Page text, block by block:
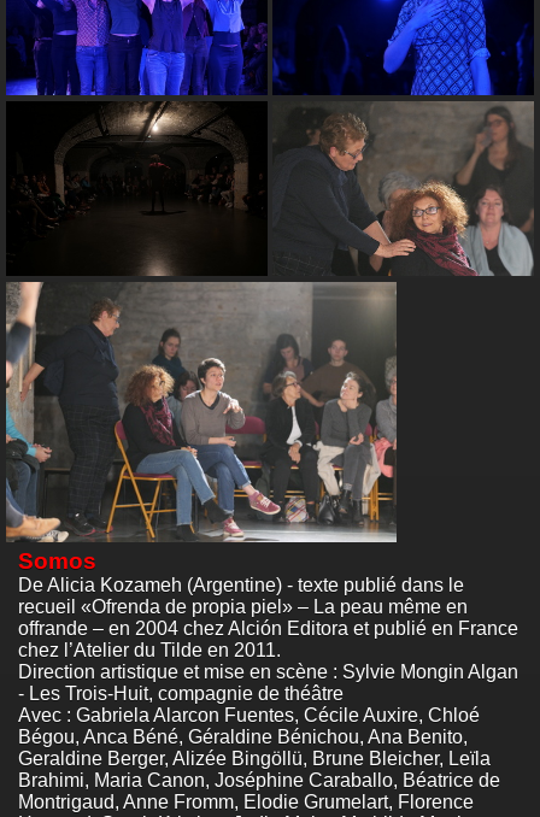
Somos
De Alicia Kozameh (Argentine) - texte publié dans le
recueil «Ofrenda de propia piel» – La peau même en
offrande – en 2004 chez Alción Editora et publié en France
chez l’Atelier du Tilde en 2011.
Direction artistique et mise en scène : Sylvie Mongin Algan
- Les Trois-Huit, compagnie de théâtre
Avec : Gabriela Alarcon Fuentes, Cécile Auxire, Chloé
Bégou, Anca Béné, Géraldine Bénichou, Ana Benito,
Geraldine Berger, Alizée Bingöllü, Brune Bleicher, Leïla
Brahimi, Maria Canon, Joséphine Caraballo, Béatrice de
Montrigaud, Anne Fromm, Elodie Grumelart, Florence